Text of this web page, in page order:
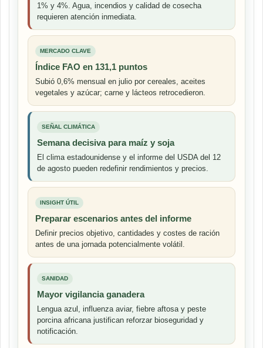
1% y 4%. Agua, incendios y calidad de cosecha
requieren atención inmediata.
MERCADO CLAVE
Índice FAO en 131,1 puntos
Subió 0,6% mensual en julio por cereales, aceites
vegetales y azúcar; carne y lácteos retrocedieron.
SEÑAL CLIMÁTICA
Semana decisiva para maíz y soja
El clima estadounidense y el informe del USDA del 12
de agosto pueden redefinir rendimientos y precios.
INSIGHT ÚTIL
Preparar escenarios antes del informe
Definir precios objetivo, cantidades y costes de ración
antes de una jornada potencialmente volátil.
SANIDAD
Mayor vigilancia ganadera
Lengua azul, influenza aviar, fiebre aftosa y peste
porcina africana justifican reforzar bioseguridad y
notificación.